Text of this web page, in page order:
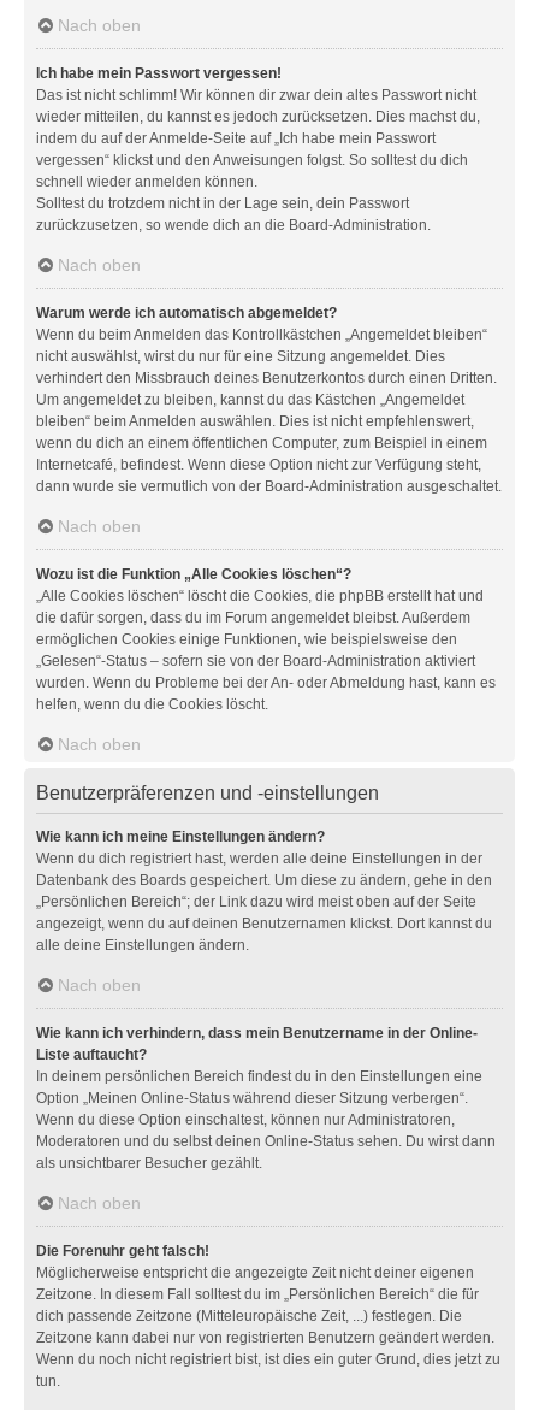
Nach oben
Ich habe mein Passwort vergessen!
Das ist nicht schlimm! Wir können dir zwar dein altes Passwort nicht
wieder mitteilen, du kannst es jedoch zurücksetzen. Dies machst du,
indem du auf der Anmelde-Seite auf „Ich habe mein Passwort
vergessen“ klickst und den Anweisungen folgst. So solltest du dich
schnell wieder anmelden können.
Solltest du trotzdem nicht in der Lage sein, dein Passwort
zurückzusetzen, so wende dich an die Board-Administration.
Nach oben
Warum werde ich automatisch abgemeldet?
Wenn du beim Anmelden das Kontrollkästchen „Angemeldet bleiben“
nicht auswählst, wirst du nur für eine Sitzung angemeldet. Dies
verhindert den Missbrauch deines Benutzerkontos durch einen Dritten.
Um angemeldet zu bleiben, kannst du das Kästchen „Angemeldet
bleiben“ beim Anmelden auswählen. Dies ist nicht empfehlenswert,
wenn du dich an einem öffentlichen Computer, zum Beispiel in einem
Internetcafé, befindest. Wenn diese Option nicht zur Verfügung steht,
dann wurde sie vermutlich von der Board-Administration ausgeschaltet.
Nach oben
Wozu ist die Funktion „Alle Cookies löschen“?
„Alle Cookies löschen“ löscht die Cookies, die phpBB erstellt hat und
die dafür sorgen, dass du im Forum angemeldet bleibst. Außerdem
ermöglichen Cookies einige Funktionen, wie beispielsweise den
„Gelesen“-Status – sofern sie von der Board-Administration aktiviert
wurden. Wenn du Probleme bei der An- oder Abmeldung hast, kann es
helfen, wenn du die Cookies löscht.
Nach oben
Benutzerpräferenzen und -einstellungen
Wie kann ich meine Einstellungen ändern?
Wenn du dich registriert hast, werden alle deine Einstellungen in der
Datenbank des Boards gespeichert. Um diese zu ändern, gehe in den
„Persönlichen Bereich“; der Link dazu wird meist oben auf der Seite
angezeigt, wenn du auf deinen Benutzernamen klickst. Dort kannst du
alle deine Einstellungen ändern.
Nach oben
Wie kann ich verhindern, dass mein Benutzername in der Online-
Liste auftaucht?
In deinem persönlichen Bereich findest du in den Einstellungen eine
Option „Meinen Online-Status während dieser Sitzung verbergen“.
Wenn du diese Option einschaltest, können nur Administratoren,
Moderatoren und du selbst deinen Online-Status sehen. Du wirst dann
als unsichtbarer Besucher gezählt.
Nach oben
Die Forenuhr geht falsch!
Möglicherweise entspricht die angezeigte Zeit nicht deiner eigenen
Zeitzone. In diesem Fall solltest du im „Persönlichen Bereich“ die für
dich passende Zeitzone (Mitteleuropäische Zeit, ...) festlegen. Die
Zeitzone kann dabei nur von registrierten Benutzern geändert werden.
Wenn du noch nicht registriert bist, ist dies ein guter Grund, dies jetzt zu
tun.